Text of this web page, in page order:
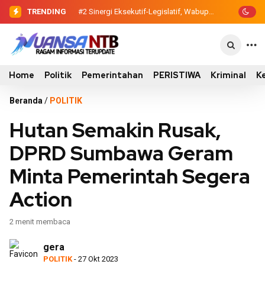
TRENDING #2 Sinergi Eksekutif-Legislatif, Wabup
Ansori Serahkan Tujuh Kontainer
Home Politik Pemerintahan PERISTIWA Kriminal
Beranda / POLITIK
Hutan Semakin Rusak,
DPRD Sumbawa Geram
Minta Pemerintah Segera
Action
2 menit membaca
gera
POLITIK - 27 Okt 2023